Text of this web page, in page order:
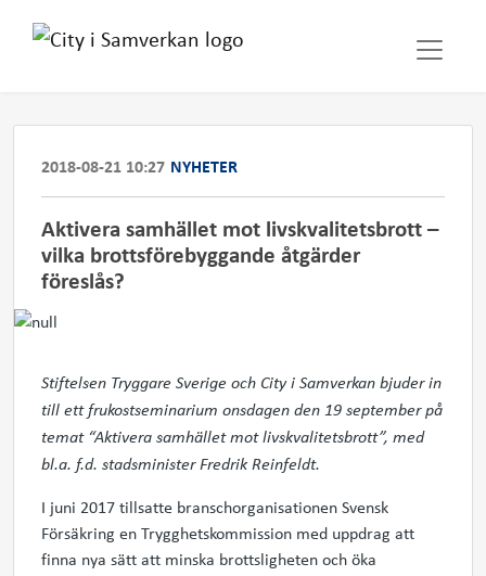
2018-08-21 10:27 NYHETER
Aktivera samhället mot livskvalitetsbrott –
vilka brottsförebyggande åtgärder
föreslås?
Stiftelsen Tryggare Sverige och City i Samverkan bjuder in
till ett frukostseminarium onsdagen den 19 september på
temat “Aktivera samhället mot livskvalitetsbrott”, med
bl.a. f.d. stadsminister Fredrik Reinfeldt.
I juni 2017 tillsatte branschorganisationen Svensk
Försäkring en Trygghetskommission med uppdrag att
finna nya sätt att minska brottsligheten och öka